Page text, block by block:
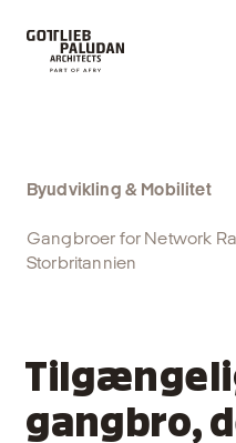
gangbro,
Byudvikling & Mobilitet
Gangbroer for Network
Storbritannien